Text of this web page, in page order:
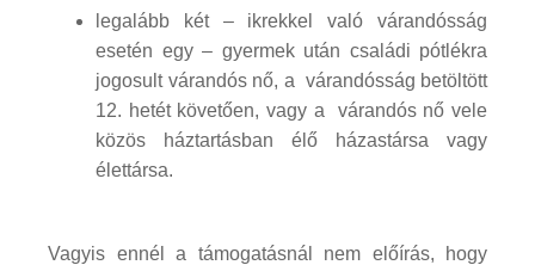
legalább két – ikrekkel való várandósság
esetén egy – gyermek után családi pótlékra
jogosult várandós nő, a várandósság betöltött
12. hetét követően, vagy a várandós nő vele
közös háztartásban élő házastársa vagy
élettársa.
Vagyis ennél a támogatásnál nem előírás, hogy